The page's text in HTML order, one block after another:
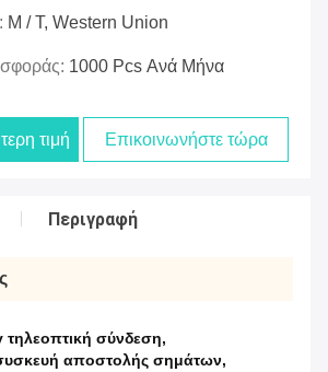
Μ / Τ, Western Union
1000 Pcs Ανά Μήνα
τιμή Επικοινωνήστε τώρα
Περιγραφή
τηλεοπτική σύνδεση,
αποστολής σημάτων,